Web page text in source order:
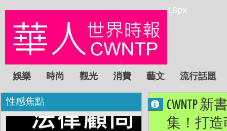
18px
娛樂 時尚 觀光 消費 藝文 流行話題
CWNTP
集！打造
性感焦點